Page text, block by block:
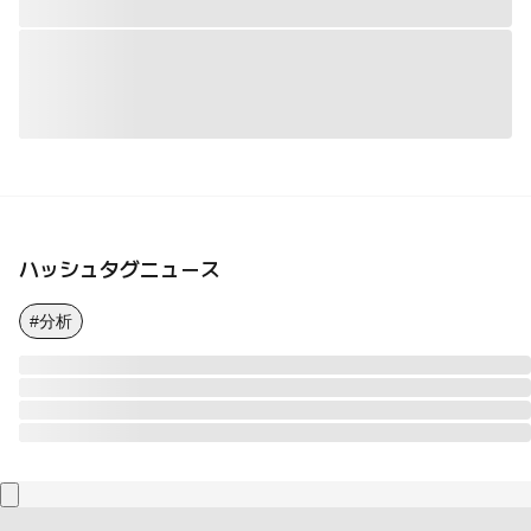
ハッシュタグニュース
#分析